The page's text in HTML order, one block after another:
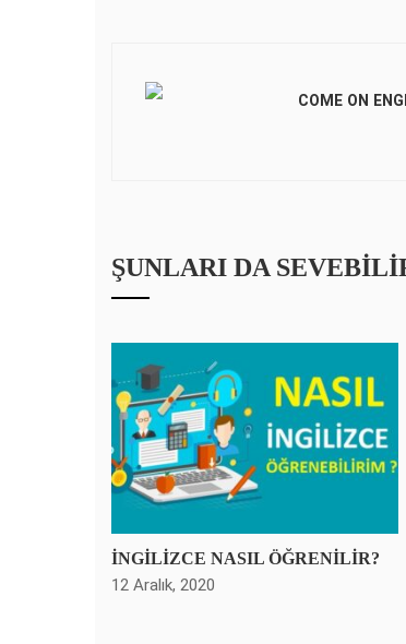
COME ON
ŞUNLARI DA
İNGİLİZCE NASIL ÖĞRENİLİR?
12 Aralık, 2020